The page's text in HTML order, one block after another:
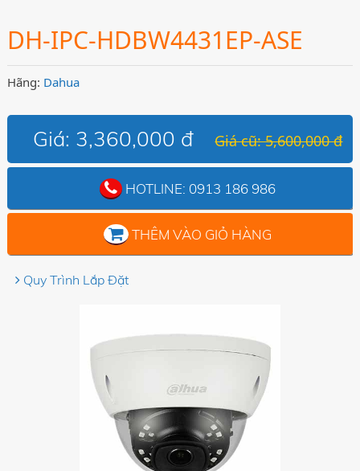
DH-IPC-HDBW4431EP-ASE
Hãng: Dahua
Giá: 3,360,000 đ Giá cũ: 5,600,000 đ
HOTLINE: 0913 186 986
THÊM VÀO GIỎ HÀNG
Quy Trình Lắp Đặt